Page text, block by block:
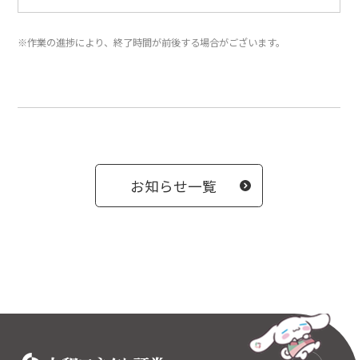
※作業の進捗により、終了時間が前後する場合がございます。
お知らせ一覧